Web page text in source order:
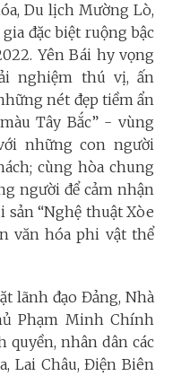
Du lịch Mường Lò,
đặc biệt ruộng bậc
Yên Bái hy vọng
nghiệm thú vị, ấn
nét đẹp tiềm ẩn
Tây Bắc” - vùng
những con người
cùng hòa chung
người để cảm nhận
“Nghệ thuật Xòe
văn hóa phi vật thể
lãnh đạo Đảng, Nhà
Phạm Minh Chính
quyền, nhân dân các
Lai Châu, Điện Biên